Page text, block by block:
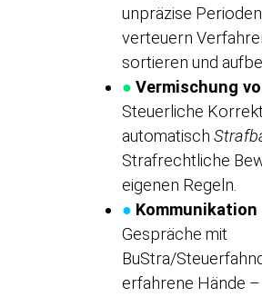
unpräzise
verteuern
sortieren und
● Vermischung
Steuerliche
automatisch
Strafrechtliche
eigenen Regeln.
●
Gespräche mit
BuStra/
erfahrene Hände